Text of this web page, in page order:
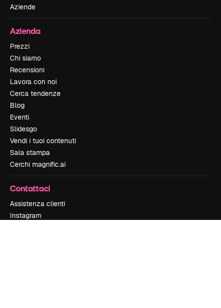
Aziende
Azienda
Prezzi
Chi siamo
Recensioni
Lavora con noi
Cerca tendenze
Blog
Eventi
Slidesgo
Vendi i tuoi contenuti
Sala stampa
Cerchi magnific.ai
Contattaci
Assistenza clienti
Instagram